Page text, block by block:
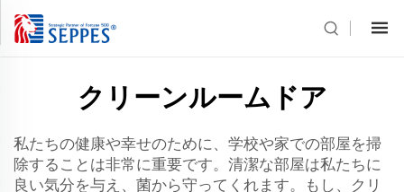
クリーンルームドア
私たちの健康や幸せのために、学校や家での部屋を掃
除することは非常に重要です。清潔な部屋は私たちに
良い気分を与え、菌から守ってくれます。もし、クリ